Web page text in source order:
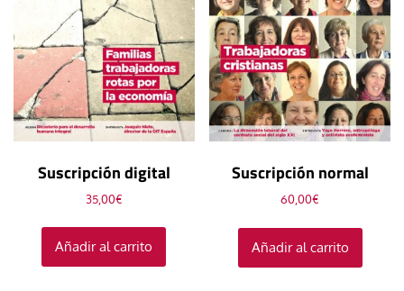
Suscripción digital
35,00€
Añadir al carrito
Suscripción normal
60,00€
Añadir al carrito